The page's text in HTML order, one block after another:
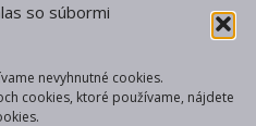
so súbormi
nevyhnutné cookies.
cookies, ktoré používame, nájdete